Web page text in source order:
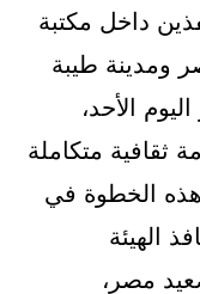
داخل مكتبة
ومدينة طيبة
الأحد،
ثقافية متكاملة
هذه الخطوة في
الهيئة
مصر،